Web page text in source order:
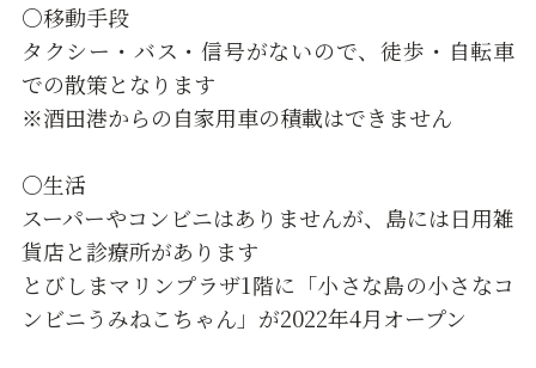
○移動手段
タクシー・バス・信号がないので、徒歩・自転車
での散策となります
※酒田港からの自家用車の積載はできません
○生活
スーパーやコンビニはありませんが、島には日用雑
貨店と診療所があります
とびしまマリンプラザ1階に「小さな島の小さなコ
ンビニうみねこちゃん」が2022年4月オープン